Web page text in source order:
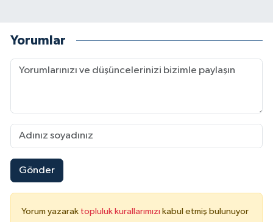
Yorumlar
Gönder
Yorum yazarak topluluk kurallarımızı kabul etmiş bulunuyor